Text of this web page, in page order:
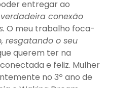
entregar ao
conexão
O meu trabalho foca-
resgatando o seu
querem ter na
e feliz. Mulher
no 3º ano de